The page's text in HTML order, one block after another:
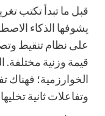
قبل ما تبدأ تكتب
يشوفها الذكاء
على نظام تنقيط
قيمة وزنية مختلفة.
الخوارزمية؛ فهناك
وتفاعلات ثانية